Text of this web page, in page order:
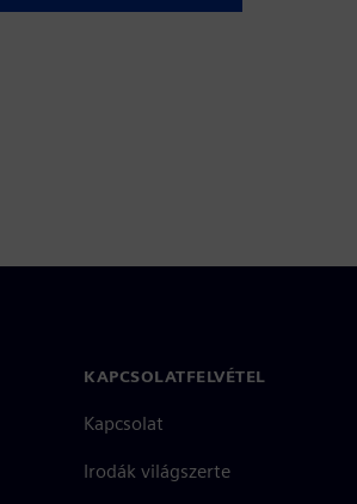
KAPCSOLATFELVÉTEL
Kapcsolat
Irodák világszerte